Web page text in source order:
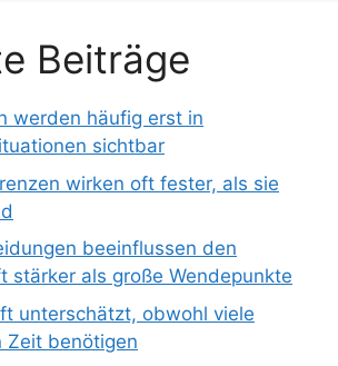
Beiträge
werden häufig erst in
sichtbar
wirken oft fester, als sie
beeinflussen den
stärker als große Wendepunkte
unterschätzt, obwohl viele
Zeit benötigen